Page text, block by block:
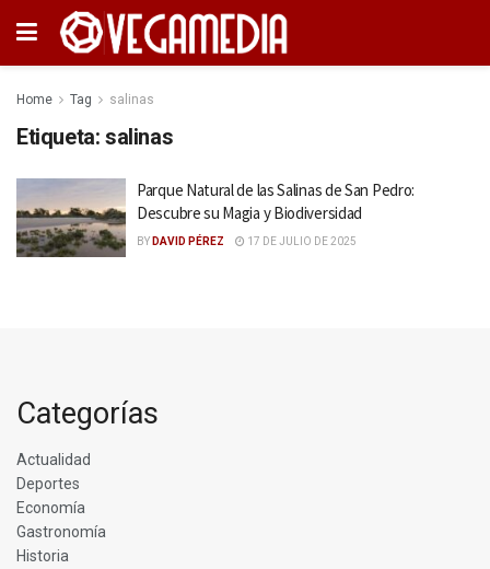
Home Tag salinas
Etiqueta: salinas
Parque Natural de las Salinas de San Pedro:
Descubre su Magia y Biodiversidad
BY DAVID PÉREZ 17 DE JULIO DE 2025
Categorías
Actualidad
Deportes
Economía
Gastronomía
Historia